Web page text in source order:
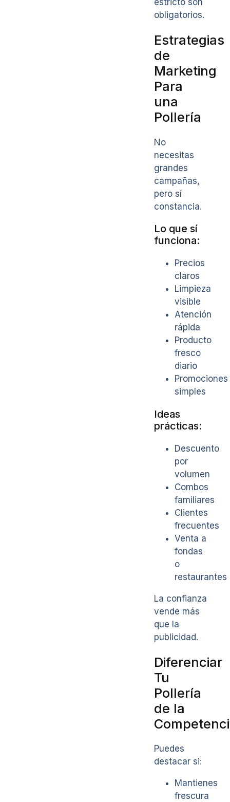
estricto son
obligatorios.
Estrategias
de
Marketing
Para
una
Pollería
No
necesitas
grandes
campañas,
pero sí
constancia.
Lo que sí
funciona:
Precios
claros
Limpieza
visible
Atención
rápida
Producto
fresco
diario
Promociones
simples
Ideas
prácticas:
Descuento
por
volumen
Combos
familiares
Clientes
frecuentes
Venta a
fondas
o
restaurantes
La confianza
vende más
que la
publicidad.
Diferenciar
Tu
Pollería
de la
Puedes
destacar si:
Mantienes
frescura